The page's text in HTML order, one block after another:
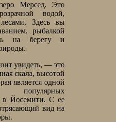
Мерсед. Это
водой,
Здесь вы
рыбалкой
на берегу и
увидеть, — это
скала, высотой
является одной
в Йосемити. С ее
вид на